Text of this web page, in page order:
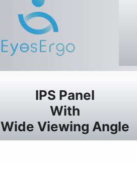
IPS Panel
With
Wide Viewing Angle